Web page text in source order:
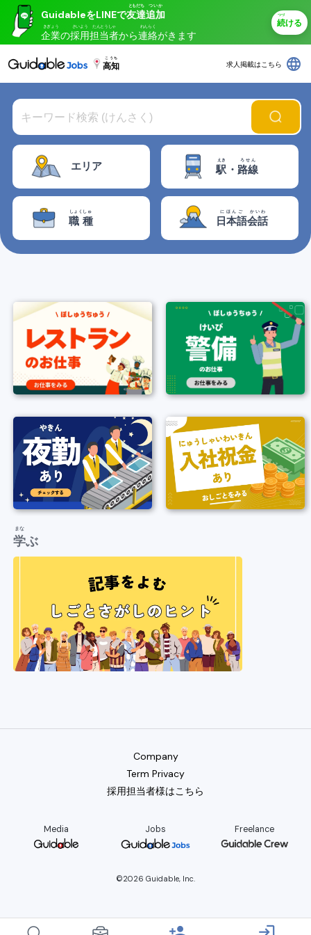
GuidableをLINEで友達
ともだち
追加
ついか
企業
きぎょう
の採用
さいよう
担当者
たんとうしゃ
から連絡
れんらく
がきます
続
つづ
ける
高知
こうち
求人掲載はこちら language
エリア 駅
えき
・ 路線
ろせん
職種
しょくしゅ
日本語
にほんご
会話
かいわ
学
まな
ぶ
Company
Term Privacy
採用担当者様はこちら
Media Jobs Freelance
©2026 Guidable, Inc.